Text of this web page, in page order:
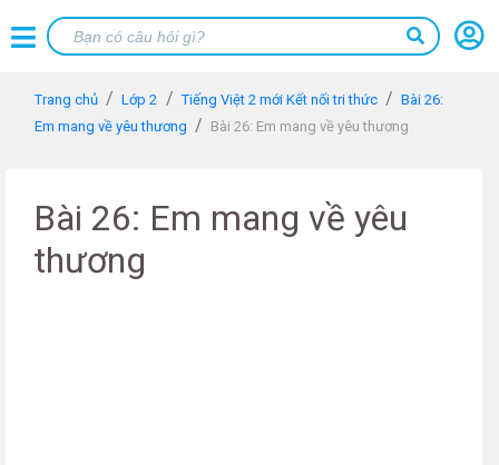
Trang chủ Lớp 2 Tiếng Việt 2 mới Kết nối tri thức
Bài 26:
Em mang về yêu thương
Bài 26: Em mang về yêu thương
Bài 26: Em mang về yêu
thương